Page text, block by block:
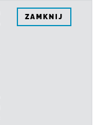
ZAMKNIJ